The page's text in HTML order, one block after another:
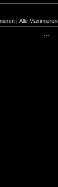
|Alle Maximieren
···